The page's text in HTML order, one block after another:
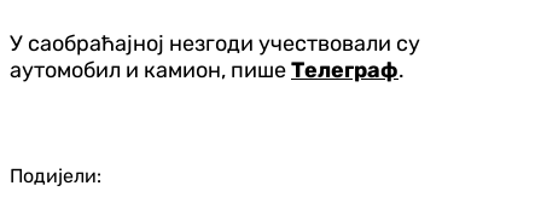
У саобраћајној незгоди учествовали су
аутомобил и камион, пишеТелеграф.
Подијели: